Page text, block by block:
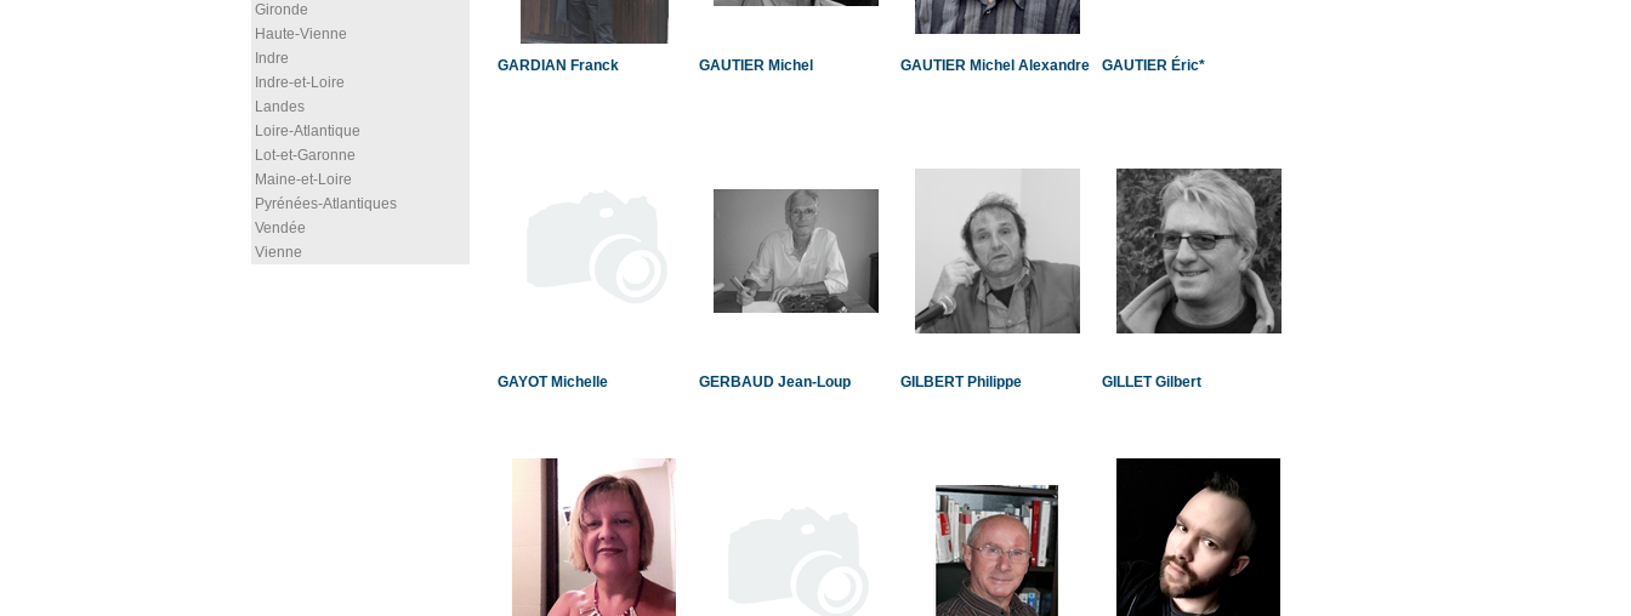
Gironde
Haute-Vienne
Indre
Indre-et-Loire
Landes
Loire-Atlantique
Lot-et-Garonne
Maine-et-Loire
Pyrénées-Atlantiques
Vendée
Vienne
GARDIAN Franck GAUTIER Michel GAUTIER Michel Alexandre GAUTIER Éric*
GAYOT Michelle GERBAUD Jean-Loup GILBERT Philippe GILLET Gilbert